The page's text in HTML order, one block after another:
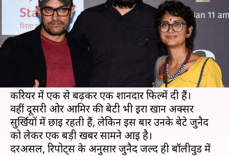
लेखन भावना साहनी Aug 08, 2020 07:59 pm
क्या है खबर?
बॉलीवुड के मिस्टर परफेक्शनिस्ट कहे जाने वाले सुपरस्टार
आमिर खान लंबे समय से अपनी बेहतरीन अदाकारी के
दम पर दर्शकों का दिल जीतते आ रहे हैं। उन्होंने अपने
करियर में एक से बढ़कर एक शानदार फिल्में दी हैं।
वहीं दूसरी ओर आमिर की बेटी भी ईरा खान अक्सर
सुर्खियों में छाई रहती हैं, लेकिन इस बार उनके बेटे जुनैद
को लेकर एक बड़ी खबर सामने आई है।
दरअसल, रिपोर्ट्स के अनुसार जुनैद जल्द ही बॉलीवुड में